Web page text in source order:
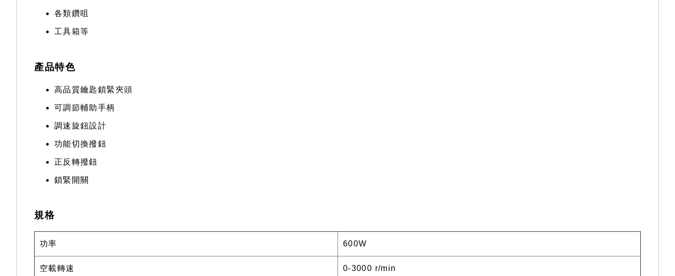
各類鑽咀
工具箱等
產品特色
高品質鑰匙鎖緊夾頭
可調節輔助手柄
調速旋鈕設計
功能切換撥鈕
正反轉撥鈕
鎖緊開關
規格
功率 600W
空載轉速 0-3000 r/min